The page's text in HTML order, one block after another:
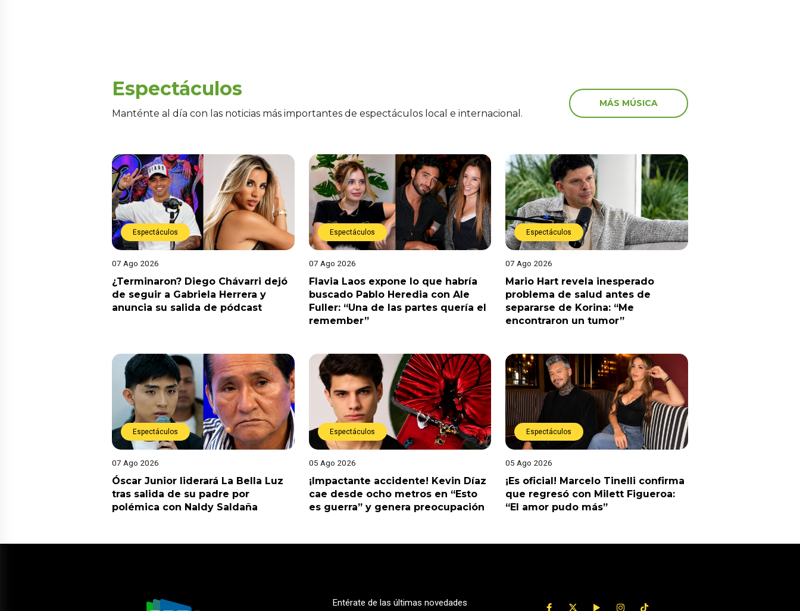
Espectáculos
Manténte al día con las noticias más importantes de espectáculos local e internacional.
MÁS MÚSICA
Espectáculos
07 Ago 2026
¿Terminaron? Diego Chávarri dejó
de seguir a Gabriela Herrera y
anuncia su salida de pódcast
Espectáculos
07 Ago 2026
Flavia Laos expone lo que habría
buscado Pablo Heredia con Ale
Fuller: “Una de las partes quería el
remember”
Espectáculos
07 Ago 2026
Mario Hart revela inesperado
problema de salud antes de
separarse de Korina: “Me
encontraron un tumor”
Espectáculos
07 Ago 2026
Óscar Junior liderará La Bella Luz
tras salida de su padre por
polémica con Naldy Saldaña
Espectáculos
05 Ago 2026
¡Impactante accidente! Kevin Díaz
cae desde ocho metros en “Esto
es guerra” y genera preocupación
Espectáculos
05 Ago 2026
¡Es oficial! Marcelo Tinelli confirma
que regresó con Milett Figueroa:
“El amor pudo más”
Entérate de las últimas novedades